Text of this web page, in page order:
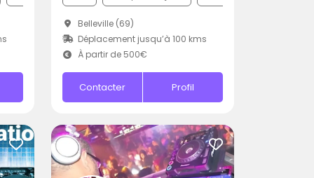
Belleville (69)
Déplacement jusqu’à 100 kms
À partir de 500€
Contacter Profil